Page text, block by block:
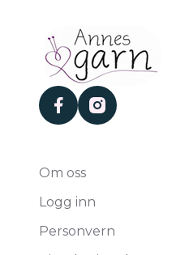
facebookinstagram
Om oss
Logg inn
Personvern